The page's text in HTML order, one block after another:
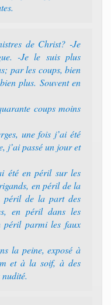
de Christ? -Je
-Je le suis plus
par les coups, bien
plus. Souvent en
coups moins
une fois j’ai été
j’ai passé un jour et
été en péril sur les
en péril de la
péril de la part des
en péril dans les
péril parmi les faux
la peine, exposé à
et à la soif, à des